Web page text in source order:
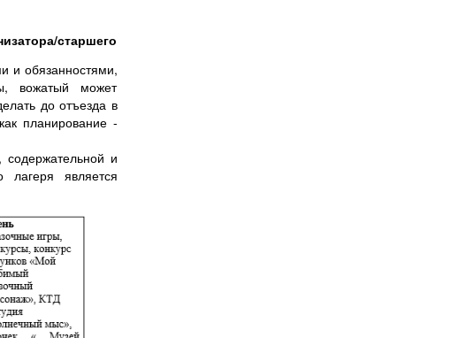
старшего
и обязанностями,
вожатый может
до отъезда в
планирование -
содержательной и
лагеря является